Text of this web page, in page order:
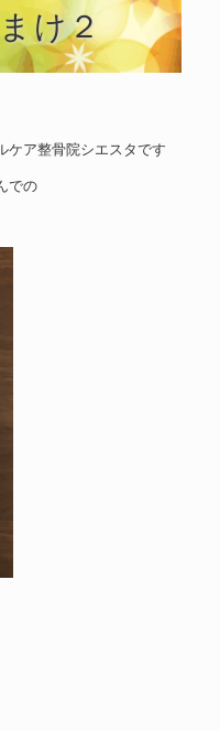
け２
ケア整骨院シエスタです
での